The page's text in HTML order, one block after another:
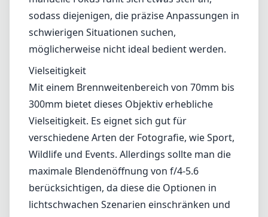
sodass diejenigen, die präzise Anpassungen in
schwierigen Situationen suchen,
möglicherweise nicht ideal bedient werden.
Vielseitigkeit
Mit einem Brennweitenbereich von 70mm bis
300mm bietet dieses Objektiv erhebliche
Vielseitigkeit. Es eignet sich gut für
verschiedene Arten der Fotografie, wie Sport,
Wildlife und Events. Allerdings sollte man die
maximale Blendenöffnung von f/4-5.6
berücksichtigen, da diese die Optionen in
lichtschwachen Szenarien einschränken und